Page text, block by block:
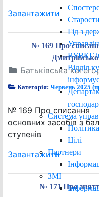
Гід з
ВУВКГ
Відділ
Система
Політика
Цілі
Партнери
ЗМІ
Завантажити
№ 169 Про
Батьківська
Категорія:Червень 2025
№ 169 Про списання
основних засобів з
ступенів
Завантажити
№ 171 Про